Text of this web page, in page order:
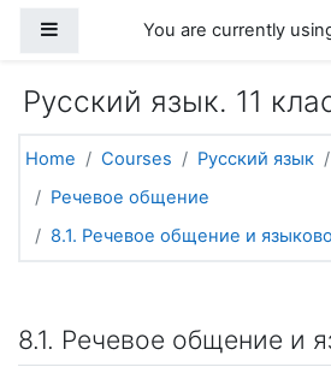
Side panelYou are currently
Русский язык. 11
Home Courses Русский язык
Речевое общение
8.1. Речевое общение и
8.1. Речевое общение и